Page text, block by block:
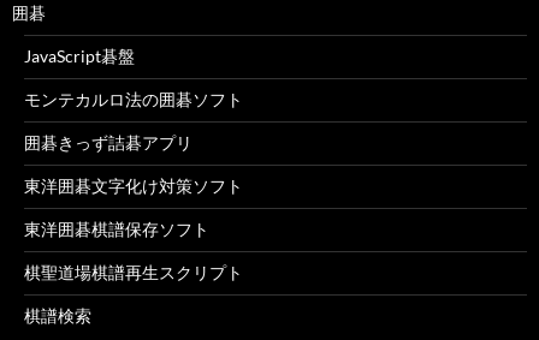
囲碁
JavaScript碁盤
モンテカルロ法の囲碁ソフト
囲碁きっず詰碁アプリ
東洋囲碁文字化け対策ソフト
東洋囲碁棋譜保存ソフト
棋聖道場棋譜再生スクリプト
棋譜検索